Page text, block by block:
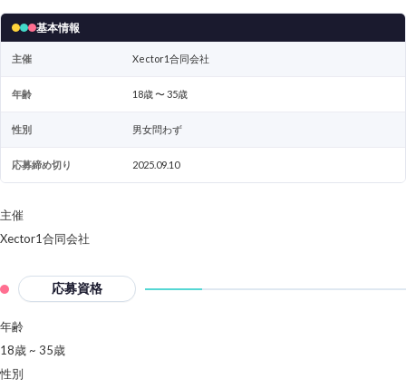
基本情報
主催 Xector1合同会社
年齢 18歳 〜 35歳
性別 男女問わず
応募締め切り 2025.09.10
主催
Xector1合同会社
応募資格
年齢
18歳 ~ 35歳
性別